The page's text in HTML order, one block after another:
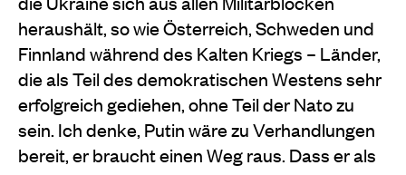
heraushält, so wie Österreich, Schweden und
Finnland während des Kalten Kriegs – Länder,
die als Teil des demokratischen Westens sehr
erfolgreich gediehen, ohne Teil der Nato zu
sein. Ich denke, Putin wäre zu Verhandlungen
bereit, er braucht einen Weg raus. Dass er als